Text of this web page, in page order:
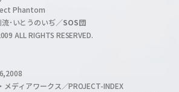
l
Phantom
･いとうのいぢ／SOS団
ALL RIGHTS RESERVED.
ディアワークス／PROJECT-INDEX